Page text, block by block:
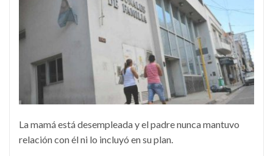
La mamá está desempleada y el padre nunca mantuvo
relación con él ni lo incluyó en su plan.